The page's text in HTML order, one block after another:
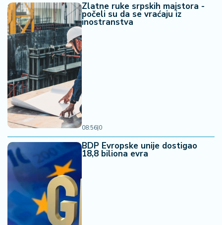
Zlatne ruke srpskih majstora -
počeli su da se vraćaju iz
inostranstva
08:56|0
BDP Evropske unije dostigao
18,8 biliona evra